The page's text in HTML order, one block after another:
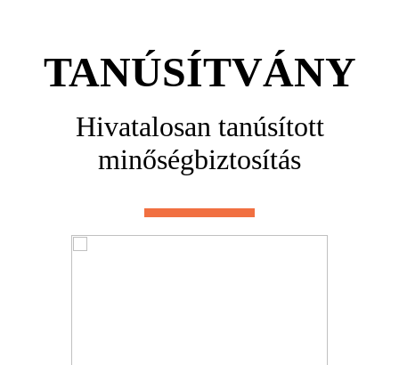
TANÚSÍTVÁNY
Hivatalosan tanúsított
minőségbiztosítás